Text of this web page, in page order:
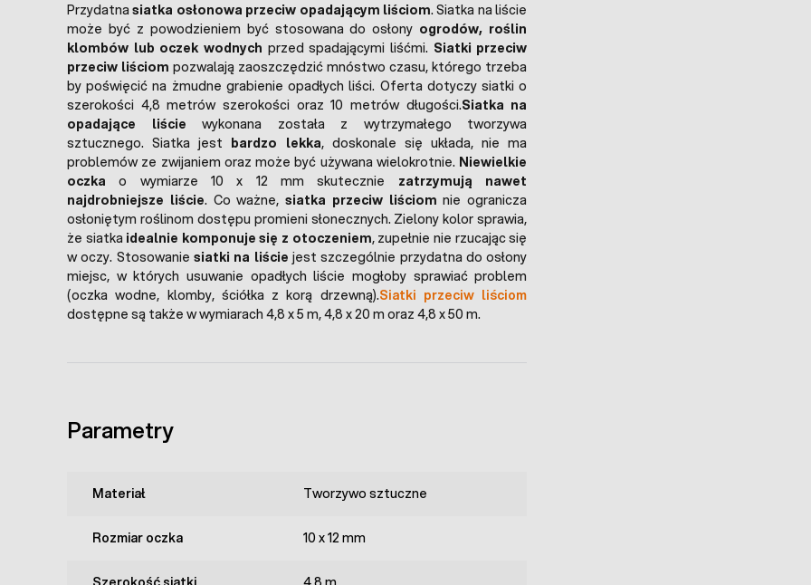
Przydatnasiatka osłonowa przeciw opadającym liściom. Siatka na liście
może być z powodzieniem być stosowana do osłony ogrodów, roślin
klombów lub oczek wodnych przed spadającymi liśćmi. Siatki przeciw
przeciw liściom pozwalają zaoszczędzić mnóstwo czasu, którego trzeba
by poświęcić na żmudne grabienie opadłych liści. Oferta dotyczy siatki o
szerokości 4,8 metrów szerokości oraz 10 metrów długości.Siatka na
opadające liście wykonana została z wytrzymałego tworzywa
sztucznego. Siatka jest bardzo lekka, doskonale się układa, nie ma
problemów ze zwijaniem oraz może być używana wielokrotnie. Niewielkie
oczka o wymiarze 10 x 12 mm skutecznie zatrzymują nawet
najdrobniejsze liście. Co ważne,siatka przeciw liściom nie ogranicza
osłoniętym roślinom dostępu promieni słonecznych. Zielony kolor sprawia,
że siatka idealnie komponuje się z otoczeniem, zupełnie nie rzucając się
w oczy. Stosowanie siatki na liście jest szczególnie przydatna do osłony
miejsc, w których usuwanie opadłych liście mogłoby sprawiać problem
(oczka wodne, klomby, ściółka z korą drzewną).Siatki przeciw liściom
dostępne są także w wymiarach 4,8 x 5 m, 4,8 x 20 m oraz 4,8 x 50 m.
Parametry
Materiał Tworzywo sztuczne
Rozmiar oczka 10 x 12 mm